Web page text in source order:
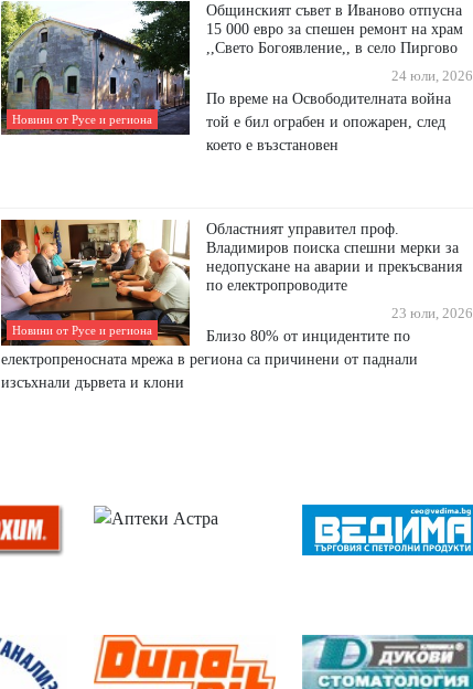
Новини от Русе и региона
Общинският съвет в Иваново отпусна
15 000 евро за спешен ремонт на храм
,,Свето Богоявление,, в село Пиргово
24 юли, 2026
По време на Освободителната война
той е бил ограбен и опожарен, след
което е възстановен
Новини от Русе и региона
Областният управител проф.
Владимиров поиска спешни мерки за
недопускане на аварии и прекъсвания
по електропроводите
23 юли, 2026
Близо 80% от инцидентите по
електропреносната мрежа в региона са причинени от паднали
изсъхнали дървета и клони